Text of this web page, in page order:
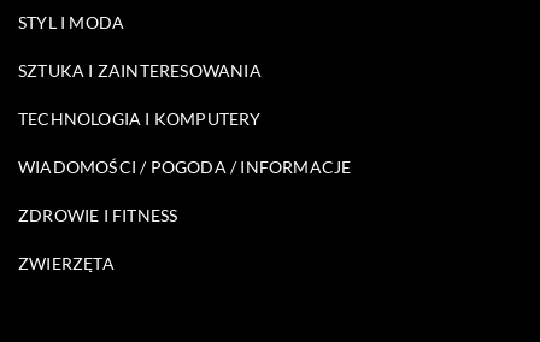
STYL I MODA
SZTUKA I ZAINTERESOWANIA
TECHNOLOGIA I KOMPUTERY
WIADOMOŚCI / POGODA / INFORMACJE
ZDROWIE I FITNESS
ZWIERZĘTA